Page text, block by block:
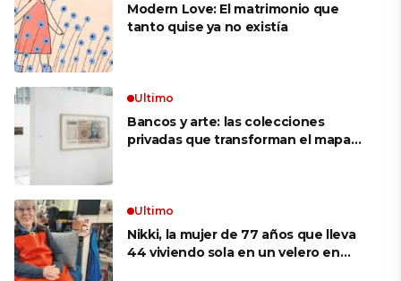
Modern Love: El matrimonio que
tanto quise ya no existía
Ultimo
Bancos y arte: las colecciones
privadas que transforman el mapa
Ultimo
Nikki, la mujer de 77 años que lleva
44 viviendo sola en un velero en